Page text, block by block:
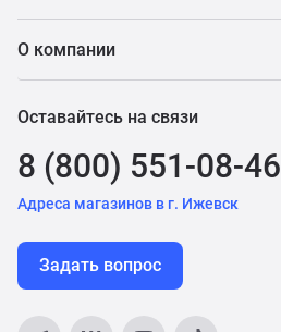
О компании
Оставайтесь на связи
8 (800) 551-08-46
Адреса магазинов в г. Ижевск
Задать вопрос